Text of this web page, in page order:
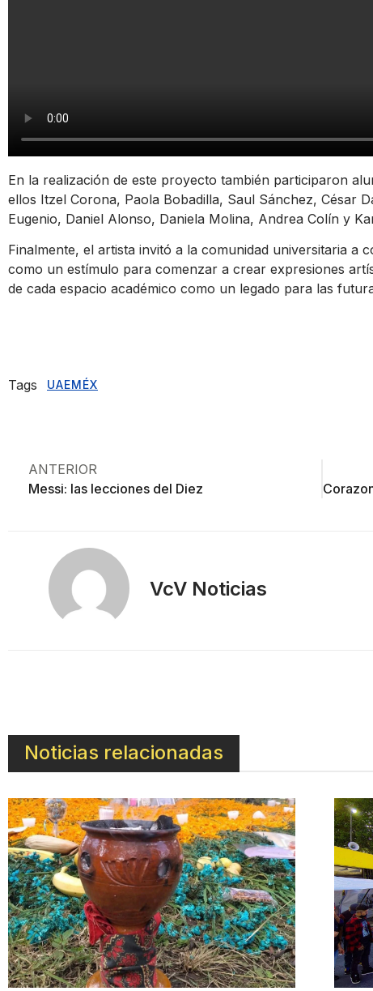
En la realización de este proyecto también participaron
ellos Itzel Corona, Paola Bobadilla, Saul Sánchez, César
Eugenio, Daniel Alonso, Daniela Molina, Andrea Colín y
Finalmente, el artista invitó a la comunidad universitaria a
como un estímulo para comenzar a crear expresiones
de cada espacio académico como un legado para las
Tags UAEMÉX
ANTERIOR
Messi: las lecciones del Diez
VcV Noticias
Noticias relacionadas